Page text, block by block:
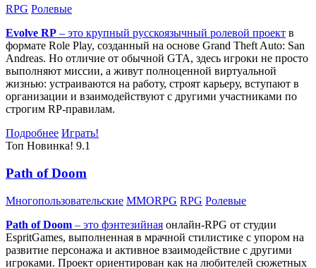
RPG Ролевые
Evolve RP – это крупный русскоязычный ролевой проект в
формате Role Play, созданный на основе Grand Theft Auto: San
Andreas. Но отличие от обычной GTA, здесь игроки не просто
выполняют миссии, а живут полноценной виртуальной
жизнью: устраиваются на работу, строят карьеру, вступают в
организации и взаимодействуют с другими участниками по
строгим RP-правилам.
Подробнее Играть!
Топ Новинка! 9.1
Path of Doom
Многопользовательские MMORPG RPG Ролевые
Path of Doom – это фэнтезийная онлайн-RPG от студии
EspritGames, выполненная в мрачной стилистике с упором на
развитие персонажа и активное взаимодействие с другими
игроками. Проект ориентирован как на любителей сюжетных